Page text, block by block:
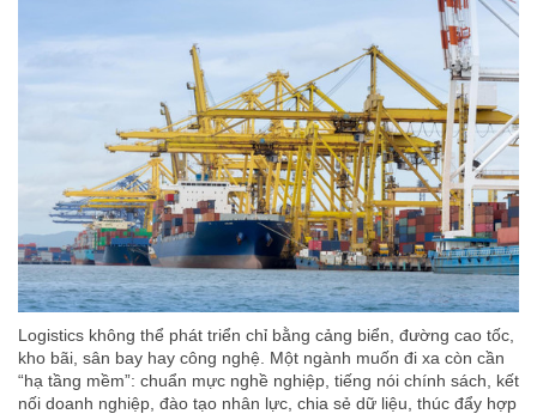
Logistics không thể phát triển chỉ bằng cảng biển, đường cao tốc,
kho bãi, sân bay hay công nghệ. Một ngành muốn đi xa còn cần
“hạ tầng mềm”: chuẩn mực nghề nghiệp, tiếng nói chính sách, kết
nối doanh nghiệp, đào tạo nhân lực, chia sẻ dữ liệu, thúc đẩy hợp